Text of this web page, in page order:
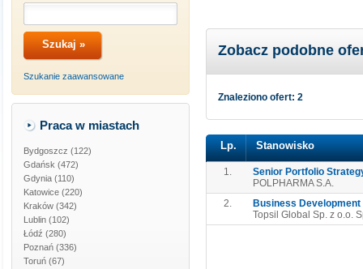
Szukanie zaawansowane
Praca w miastach
Bydgoszcz (122)
Gdańsk (472)
Gdynia (110)
Katowice (220)
Kraków (342)
Lublin (102)
Łódź (280)
Poznań (336)
Toruń (67)
Zobacz podobne
Znaleziono ofert: 2
Lp. Stanowisko
1.
Senior Portfolio
POLPHARMA S.A.
2.
Business
Topsil Global Sp. z o.o.